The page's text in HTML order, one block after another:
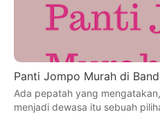
Panti Jompo Murah di
Ada pepatah yang
menjadi dewasa itu sebuah